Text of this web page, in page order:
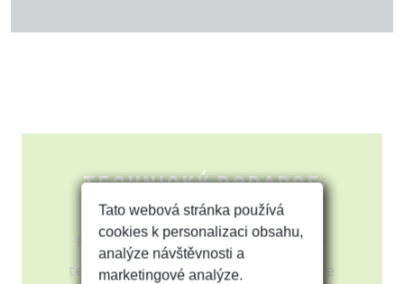
Tato webová stránka používá
cookies k personalizaci obsahu,
analýze návštěvnosti a
marketingové analýze.
Technický poradce
Kontaktujte našeho zkušeného
technického poradce a dozvíte se